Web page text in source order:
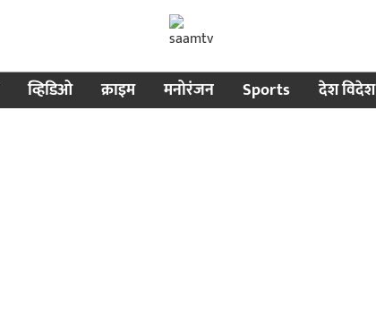
व्हिडिओ क्राइम मनोरंजन Sports देश विदेश